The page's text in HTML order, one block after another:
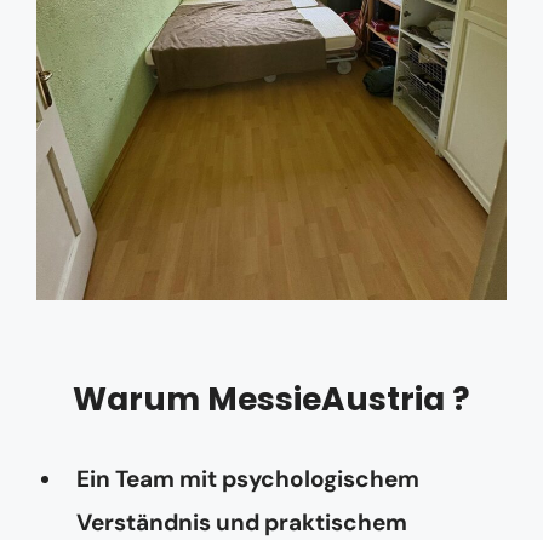
Warum MessieAustria ?
Ein Team mit psychologischem
Verständnis und praktischem